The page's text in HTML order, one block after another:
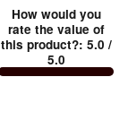
How would you
rate the value of
this product?: 5.0 /
5.0